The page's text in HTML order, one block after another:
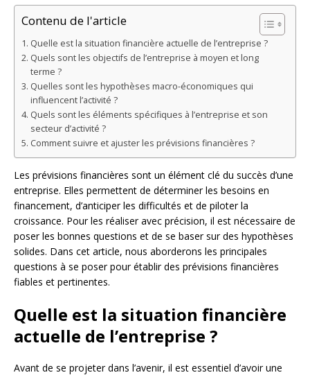
Contenu de l'article
Quelle est la situation financière actuelle de l’entreprise ?
Quels sont les objectifs de l’entreprise à moyen et long
terme ?
Quelles sont les hypothèses macro-économiques qui
influencent l’activité ?
Quels sont les éléments spécifiques à l’entreprise et son
secteur d’activité ?
Comment suivre et ajuster les prévisions financières ?
Les prévisions financières sont un élément clé du succès d’une
entreprise. Elles permettent de déterminer les besoins en
financement, d’anticiper les difficultés et de piloter la
croissance. Pour les réaliser avec précision, il est nécessaire de
poser les bonnes questions et de se baser sur des hypothèses
solides. Dans cet article, nous aborderons les principales
questions à se poser pour établir des prévisions financières
fiables et pertinentes.
Quelle est la situation financière
actuelle de l’entreprise ?
Avant de se projeter dans l’avenir, il est essentiel d’avoir une